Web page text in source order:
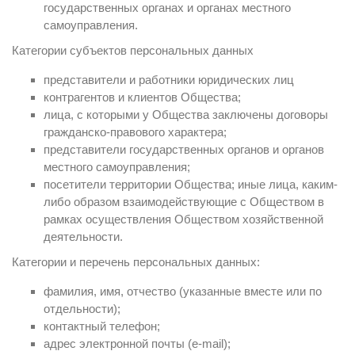
государственных органах и органах местного
самоуправления.
Категории субъектов персональных данных
представители и работники юридических лиц
контрагентов и клиентов Общества;
лица, с которыми у Общества заключены договоры
гражданско-правового характера;
представители государственных органов и органов
местного самоуправления;
посетители территории Общества; иные лица, каким-
либо образом взаимодействующие с Обществом в
рамках осуществления Обществом хозяйственной
деятельности.
Категории и перечень персональных данных:
фамилия, имя, отчество (указанные вместе или по
отдельности);
контактный телефон;
адрес электронной почты (e-mail);